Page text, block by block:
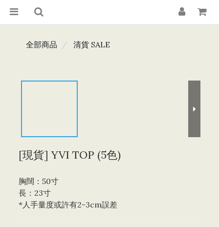
全部商品 清貨 SALE
[現貨] YVI TOP (5色)
胸闊：50寸
長：23寸
*人手量度或許有2-3cm誤差